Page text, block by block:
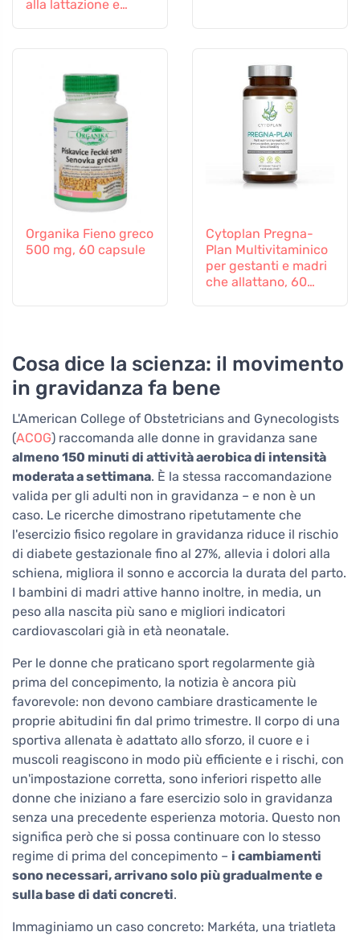
alla lattazione e
Organika Fieno greco
500 mg, 60 capsule
Cytoplan Pregna-
Plan Multivitaminico
per gestanti e madri
che allattano, 60
Cosa dice la scienza: il movimento
in gravidanza fa bene
L'American College of Obstetricians and Gynecologists
(ACOG) raccomanda alle donne in gravidanza sane
almeno 150 minuti di attività aerobica di intensità
moderata a settimana. È la stessa raccomandazione
valida per gli adulti non in gravidanza – e non è un
caso. Le ricerche dimostrano ripetutamente che
l'esercizio fisico regolare in gravidanza riduce il rischio
di diabete gestazionale fino al 27%, allevia i dolori alla
schiena, migliora il sonno e accorcia la durata del parto.
I bambini di madri attive hanno inoltre, in media, un
peso alla nascita più sano e migliori indicatori
cardiovascolari già in età neonatale.
Per le donne che praticano sport regolarmente già
prima del concepimento, la notizia è ancora più
favorevole: non devono cambiare drasticamente le
proprie abitudini fin dal primo trimestre. Il corpo di una
sportiva allenata è adattato allo sforzo, il cuore e i
muscoli reagiscono in modo più efficiente e i rischi, con
un'impostazione corretta, sono inferiori rispetto alle
donne che iniziano a fare esercizio solo in gravidanza
senza una precedente esperienza motoria. Questo non
significa però che si possa continuare con lo stesso
regime di prima del concepimento – i cambiamenti
sono necessari, arrivano solo più gradualmente e
sulla base di dati concreti.
Immaginiamo un caso concreto: Markéta, una triatleta